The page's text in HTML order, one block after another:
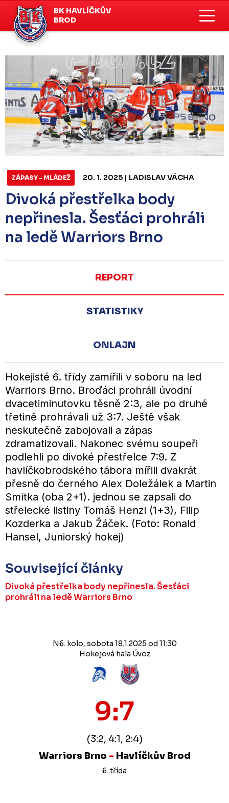
BK HAVLÍČKŮV
BROD
ZÁPASY - MLÁDEŽ 20. 1. 2025 | LADISLAV VÁCHA
Divoká přestřelka body
nepřinesla. Šesťáci prohráli
na ledě Warriors Brno
REPORT
STATISTIKY
ONLAJN
Hokejisté 6. třídy zamířili v soboru na led
Warriors Brno. Broďáci prohráli úvodní
dvacetiminutovku těsně 2:3, ale po druhé
třetině prohrávali už 3:7. Ještě však
neskutečně zabojovali a zápas
zdramatizovali. Nakonec svému soupeři
podlehli po divoké přestřelce 7:9. Z
havlíčkobrodského tábora mířili dvakrát
přesně do černého Alex Doležálek a Martin
Smítka (oba 2+1). jednou se zapsali do
střelecké listiny Tomáš Henzl (1+3), Filip
Kozderka a Jakub Žáček. (Foto: Ronald
Hansel, Juniorský hokej)
Související články
Divoká přestřelka body nepřinesla. Šesťáci
prohráli na ledě Warriors Brno
N6. kolo, sobota 18.1.2025 od 11:30
Hokejová hala Úvoz
9:7
(3:2, 4:1, 2:4)
Warriors Brno - Havlíčkův Brod
6. třída